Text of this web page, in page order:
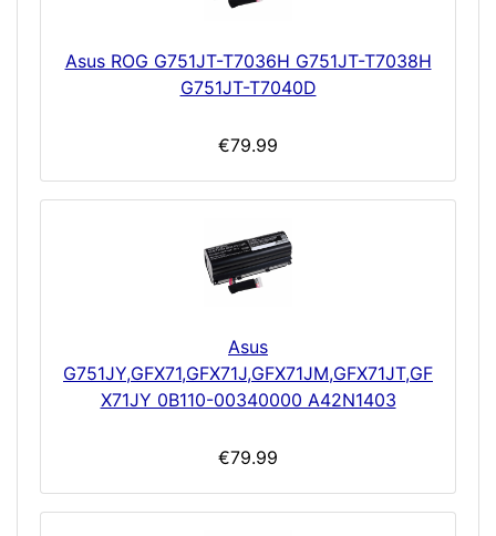
Asus ROG G751JT-T7036H G751JT-T7038H
G751JT-T7040D
€79.99
Asus
G751JY,GFX71,GFX71J,GFX71JM,GFX71JT,GF
X71JY 0B110-00340000 A42N1403
€79.99